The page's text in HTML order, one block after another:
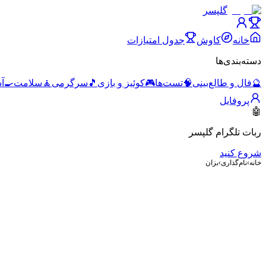
گلپسر
خانه کاوش جدول امتیازات
دسته‌بندی‌ها
🔮فال و طالع‌بینی🧠تست‌ها🎮کوئیز و بازی 🎵 سرگرمی 🧘 سلامت🍳
پروفایل
🤖
ربات تلگرام گلپسر
شروع کنید
خانه›نام‌گذاری›بزان